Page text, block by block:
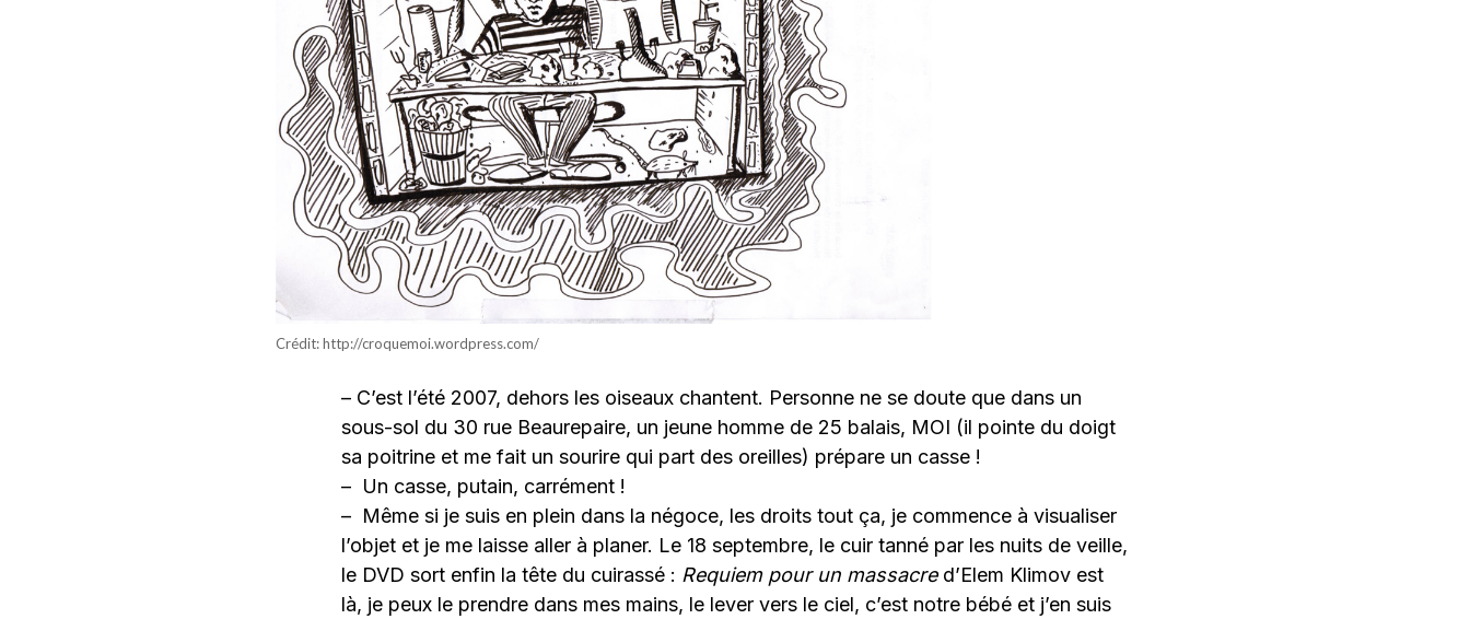
Crédit: http://croquemoi.wordpress.com/
– C’est l’été 2007, dehors les oiseaux chantent. Personne ne se doute que dans un
sous-sol du 30 rue Beaurepaire, un jeune homme de 25 balais, MOI (il pointe du doigt
sa poitrine et me fait un sourire qui part des oreilles) prépare un casse !
– Un casse, putain, carrément !
– Même si je suis en plein dans la négoce, les droits tout ça, je commence à visualiser
l’objet et je me laisse aller à planer. Le 18 septembre, le cuir tanné par les nuits de veille,
le DVD sort enfin la tête du cuirassé : Requiem pour un massacred’Elem Klimov est
là, je peux le prendre dans mes mains, le lever vers le ciel, c’est notre bébé et j’en suis